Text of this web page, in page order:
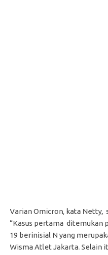
Varian Omicron, kata Netty,
“Kasus pertama ditemukan
19 berinisial N yang
Wisma Atlet Jakarta. Selain